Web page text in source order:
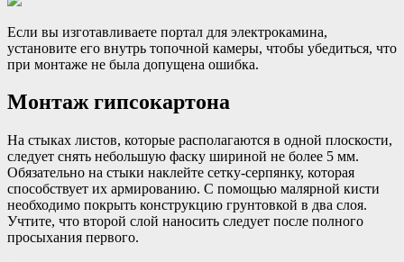
Если вы изготавливаете портал для электрокамина,
установите его внутрь топочной камеры, чтобы убедиться, что
при монтаже не была допущена ошибка.
Монтаж гипсокартона
На стыках листов, которые располагаются в одной плоскости,
следует снять небольшую фаску шириной не более 5 мм.
Обязательно на стыки наклейте сетку-серпянку, которая
способствует их армированию. С помощью малярной кисти
необходимо покрыть конструкцию грунтовкой в два слоя.
Учтите, что второй слой наносить следует после полного
просыхания первого.